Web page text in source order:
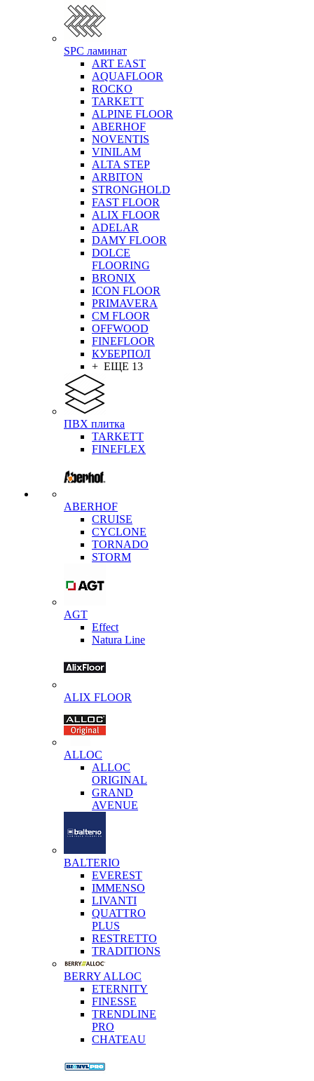
SPC ламинат
ART EAST
AQUAFLOOR
ROCKO
TARKETT
ALPINE FLOOR
ABERHOF
NOVENTIS
VINILAM
ALTA STEP
ARBITON
STRONGHOLD
FAST FLOOR
ALIX FLOOR
ADELAR
DAMY FLOOR
DOLCE
FLOORING
BRONIX
ICON FLOOR
PRIMAVERA
CM FLOOR
OFFWOOD
FINEFLOOR
КУБЕРПОЛ
+ ЕЩЕ 13
ПВХ плитка
TARKETT
FINEFLEX
ABERHOF
CRUISE
CYCLONE
TORNADO
STORM
AGT
Effect
Natura Line
ALIX FLOOR
ALLOC
ALLOC
ORIGINAL
GRAND
AVENUE
BALTERIO
EVEREST
IMMENSO
LIVANTI
QUATTRO
PLUS
RESTRETTO
TRADITIONS
BERRY ALLOC
ETERNITY
FINESSE
TRENDLINE
PRO
CHATEAU